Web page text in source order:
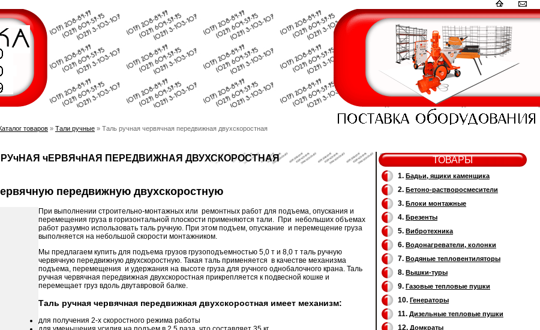
товаров » Тали ручные » Таль ручная червячная передвижная двухскоростная
чЕРВЯчНАЯ ПЕРЕДВИЖНАЯ ДВУХСКОРОСТНАЯ
передвижную двухскоростную
При выполнении строительно-монтажных или ремонтных работ для подъема, опускания и
перемещения груза в горизонтальной плоскости применяются тали. При небольших объемах
работ разумно использовать таль ручную. При этом подъем, опускание и перемещение груза
выполняется на небольшой скорости монтажником.
Мы предлагаем купить для подъема грузов грузоподъемностью 5,0 т и 8,0 т таль ручную
червячную передвижную двухскоростную. Такая таль применяется в качестве механизма
подъема, перемещения и удержания на высоте груза для ручного однобалочного крана. Таль
ручная червячная передвижная двухскоростная прикрепляется к подвесной кошке и
перемещает груз вдоль двутавровой балке.
Таль ручная червячная передвижная двухскоростная имеет механизм:
для получения 2-х скоростного режима работы
ТОВАРЫ
1. Бадьи, ящики каменщика
2. Бетоно-растворосмесители
3. Блоки монтажные
4. Брезенты
5. Вибротехника
6. Водонагреватели, колонки
7. Водяные тепловентиляторы
8. Вышки-туры
9. Газовые тепловые пушки
10. Генераторы
11. Дизельные тепловые пушки
12. Домкраты